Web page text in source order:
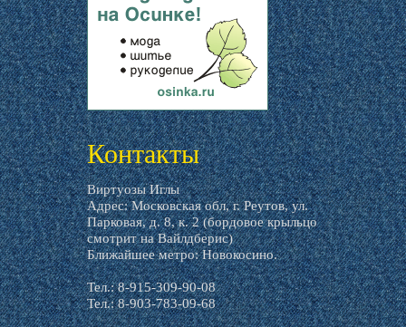
livemaster.ru
Контакты
Виртуозы Иглы
Адрес: Московская обл, г. Реутов, ул.
Парковая, д. 8, к. 2 (бордовое крыльцо
смотрит на Вайлдберис)
Ближайшее метро: Новокосино.
Тел.: 8-915-309-90-08
Тел.: 8-903-783-09-68